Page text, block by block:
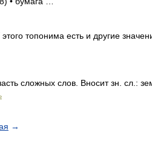
топонима есть и другие
сложных слов. Вносит зн. сл.:
→